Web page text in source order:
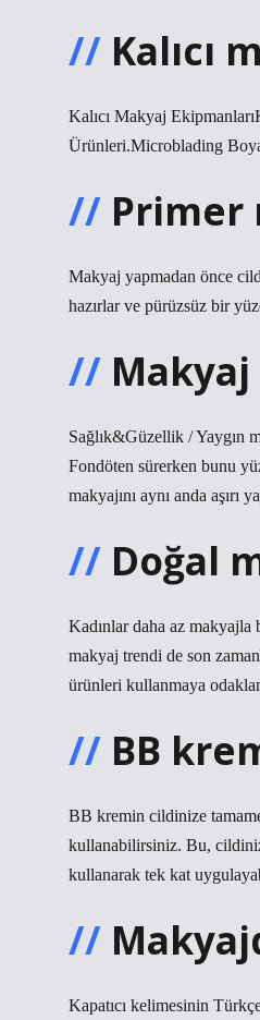
Kalıcı
Kalıcı Makyaj
Ürünleri.Microblading
Primer
Makyaj yapmadan önce
hazırlar ve pürüzsüz bir
Sağlık&Güzellik / Yaygın
Fondöten sürerken bunu
makyajını aynı anda
Doğal
Kadınlar daha az
makyaj trendi de son
ürünleri kullanmaya
BB
BB kremin cildinize
kullanabilirsiniz. Bu,
kullanarak tek kat
Kapatıcı kelimesinin